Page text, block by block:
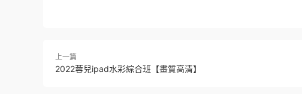
上一篇
2022蓉兒ipad水彩綜合班【畫質高清】